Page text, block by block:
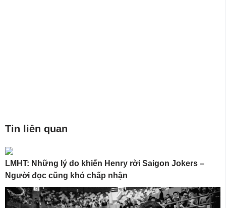
Tin liên quan
LMHT: Những lý do khiến Henry rời Saigon Jokers –
Người đọc cũng khó chấp nhận